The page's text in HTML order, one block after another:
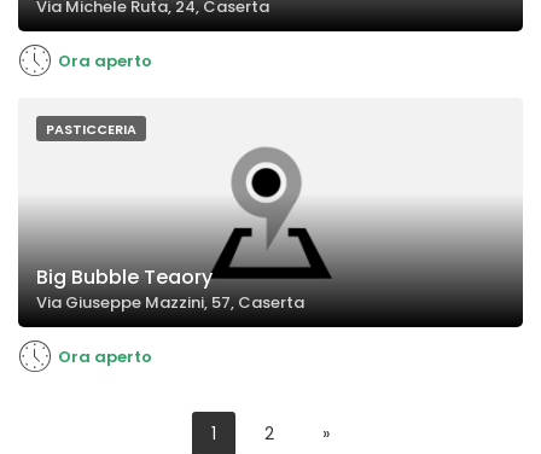
Via Michele Ruta, 24, Caserta
Ora aperto
PASTICCERIA
Big Bubble Teaory
Via Giuseppe Mazzini, 57, Caserta
Ora aperto
1 2 »